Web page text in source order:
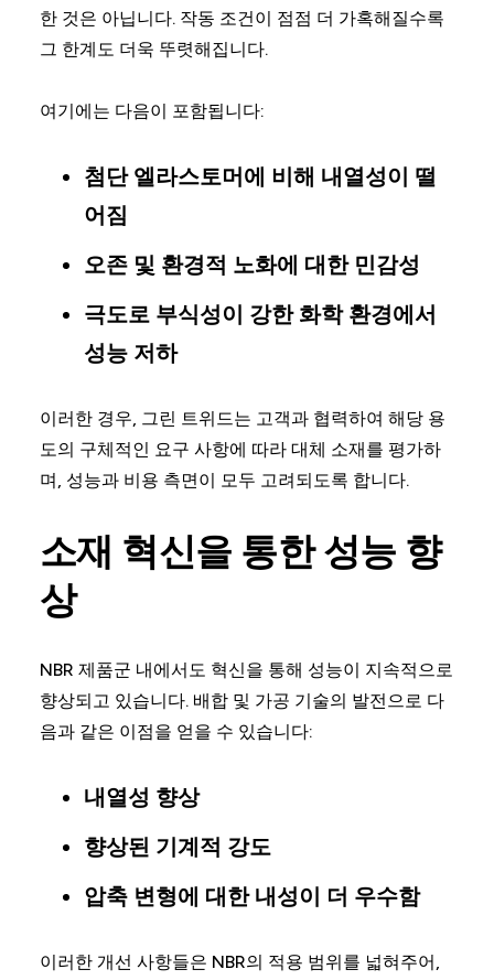
한 것은 아닙니다. 작동 조건이 점점 더 가혹해질수록
그 한계도 더욱 뚜렷해집니다.
여기에는 다음이 포함됩니다:
첨단 엘라스토머에 비해 내열성이 떨
어짐
오존 및 환경적 노화에 대한 민감성
극도로 부식성이 강한 화학 환경에서
성능 저하
이러한 경우, 그린 트위드는 고객과 협력하여 해당 용
도의 구체적인 요구 사항에 따라 대체 소재를 평가하
며, 성능과 비용 측면이 모두 고려되도록 합니다.
소재 혁신을 통한 성능 향
상
NBR 제품군 내에서도 혁신을 통해 성능이 지속적으로
향상되고 있습니다. 배합 및 가공 기술의 발전으로 다
음과 같은 이점을 얻을 수 있습니다:
내열성 향상
향상된 기계적 강도
압축 변형에 대한 내성이 더 우수함
이러한 개선 사항들은 NBR의 적용 범위를 넓혀주어,